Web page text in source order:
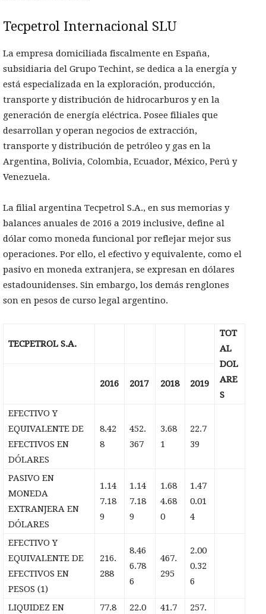
Tecpetrol Internacional SLU
La empresa domiciliada fiscalmente en España,
subsidiaria del Grupo Techint, se dedica a la energía y
está especializada en la exploración, producción,
transporte y distribución de hidrocarburos y en la
generación de energía eléctrica. Posee filiales que
desarrollan y operan negocios de extracción,
transporte y distribución de petróleo y gas en la
Argentina, Bolivia, Colombia, Ecuador, México, Perú y
Venezuela.
La filial argentina Tecpetrol S.A., en sus memorias y
balances anuales de 2016 a 2019 inclusive, define al
dólar como moneda funcional por reflejar mejor sus
operaciones. Por ello, el efectivo y equivalente, como el
pasivo en moneda extranjera, se expresan en dólares
estadounidenses. Sin embargo, los demás renglones
son en pesos de curso legal argentino.
TECPETROL S.A.
TOT
AL
DOL
ARE
S
2016 2017 2018 2019
EFECTIVO Y
EQUIVALENTE DE
EFECTIVOS EN
DÓLARES
8.42
8
452.
367
3.68
1
22.7
39
PASIVO EN
MONEDA
EXTRANJERA EN
DÓLARES
1.14
7.18
9
1.14
7.18
9
1.68
4.68
0
1.47
0.01
4
EFECTIVO Y
EQUIVALENTE DE
EFECTIVOS EN
PESOS (1)
216.
288
8.46
6.78
6
467.
295
2.00
0.32
6
LIQUIDEZ EN 77.8 22.0 41.7 257.